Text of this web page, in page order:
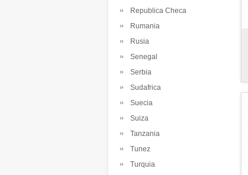
Republica Checa
Rumania
Rusia
Senegal
Serbia
Sudafrica
Suecia
Suiza
Tanzania
Tunez
Turquia